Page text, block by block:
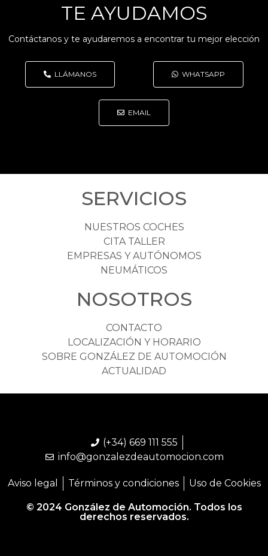
TE AYUDAMOS
Contáctanos y te ayudaremos a encontrar tu mejor elección
LLÁMANOS WHATSAPP
EMAIL
SERVICIOS
NUESTROS COCHES
CITA TALLER
EMPRESAS Y AUTÓNOMOS
NEUMÁTICOS
NOSOTROS
CONTACTO
LOCALIZACIÓN Y HORARIO
SOBRE GONZÁLEZ DE AUTOMOCIÓN
ACTUALIDAD
(+34) 669 111 555
info@gonzalezdeautomocion.com
Aviso legal Términos y condiciones Uso de Cookies
© 2024 González de Automoción. Todos los
derechos reservados.